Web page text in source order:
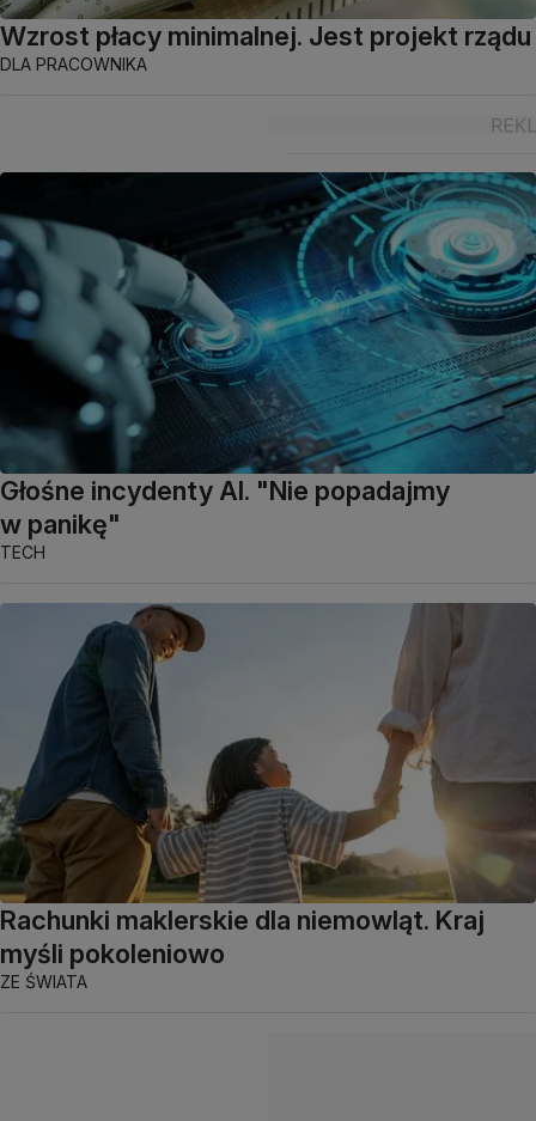
Wzrost płacy minimalnej. Jest projekt rządu
DLA PRACOWNIKA
Głośne incydenty AI. "Nie popadajmy
w panikę"
TECH
Rachunki maklerskie dla niemowląt. Kraj
myśli pokoleniowo
ZE ŚWIATA